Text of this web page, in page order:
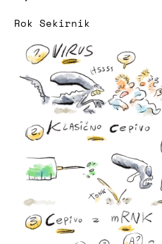
Rok Sekirnik